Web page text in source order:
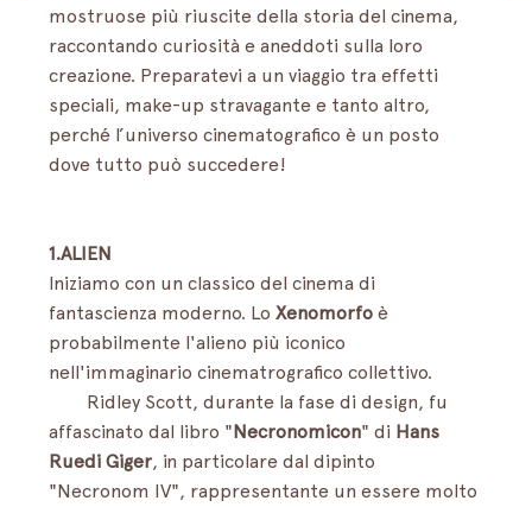
mostruose più riuscite della storia del cinema,
raccontando curiosità e aneddoti sulla loro
creazione. Preparatevi a un viaggio tra effetti
speciali, make-up stravagante e tanto altro,
perché l’universo cinematografico è un posto
dove tutto può succedere!
1.ALIEN
Iniziamo con un classico del cinema di
fantascienza moderno. Lo Xenomorfo è
probabilmente l'alieno più iconico
nell'immaginario cinematrografico collettivo.
Ridley Scott, durante la fase di design, fu
affascinato dal libro "Necronomicon" di Hans
Ruedi Giger, in particolare dal dipinto
"Necronom IV", rappresentante un essere molto